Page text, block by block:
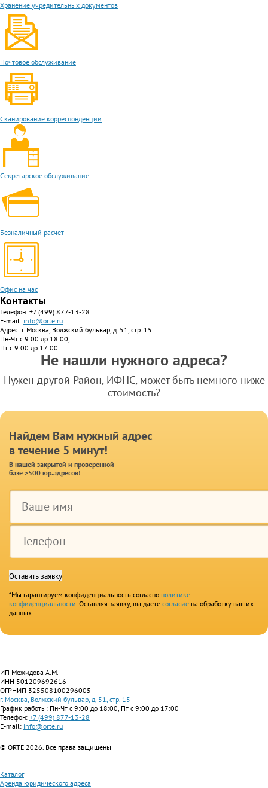
Хранение учредительных документов
Почтовое обслуживание
Сканирование корреспонденции
Секретарское обслуживание
Безналичный расчет
Офис на час
Контакты
Телефон: +7 (499) 877-13-28
E-mail: info@orte.ru
Адрес: г. Москва, Волжский бульвар, д. 51, стр. 15
Пн-Чт с 9:00 до 18:00,
Пт с 9:00 до 17:00
Не нашли нужного адреса?
Нужен другой Район, ИФНС, может быть немного ниже
стоимость?
Найдем Вам нужный адрес
в течение 5 минут!
В нашей закрытой и проверенной
базе >500 юр.адресов!
*Мы гарантируем конфиденциальность согласно политике
конфиденциальности. Оставляя заявку, вы даете согласие на обработку ваших
данных
ИП Межидова А.М.
ИНН 501209692616
ОГРНИП 325508100296005
г. Москва, Волжский бульвар, д. 51, стр. 15
График работы: Пн-Чт с 9:00 до 18:00, Пт с 9:00 до 17:00
Телефон: +7 (499) 877-13-28
E-mail: info@orte.ru
© ORTE 2026. Все права защищены
Каталог
Аренда юридического адреса